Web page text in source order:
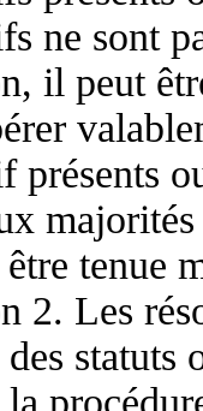
ne sont
il peut
présents
tenue
2. Les
statuts